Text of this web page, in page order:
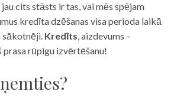
cits stāsts ir tas, vai mēs spējam
kredīta dzēšanas visa perioda laikā
Kredīts, aizdevums –
prasa rūpīgu izvērtēšanu!